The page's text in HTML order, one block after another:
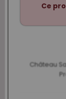
Ce
Château